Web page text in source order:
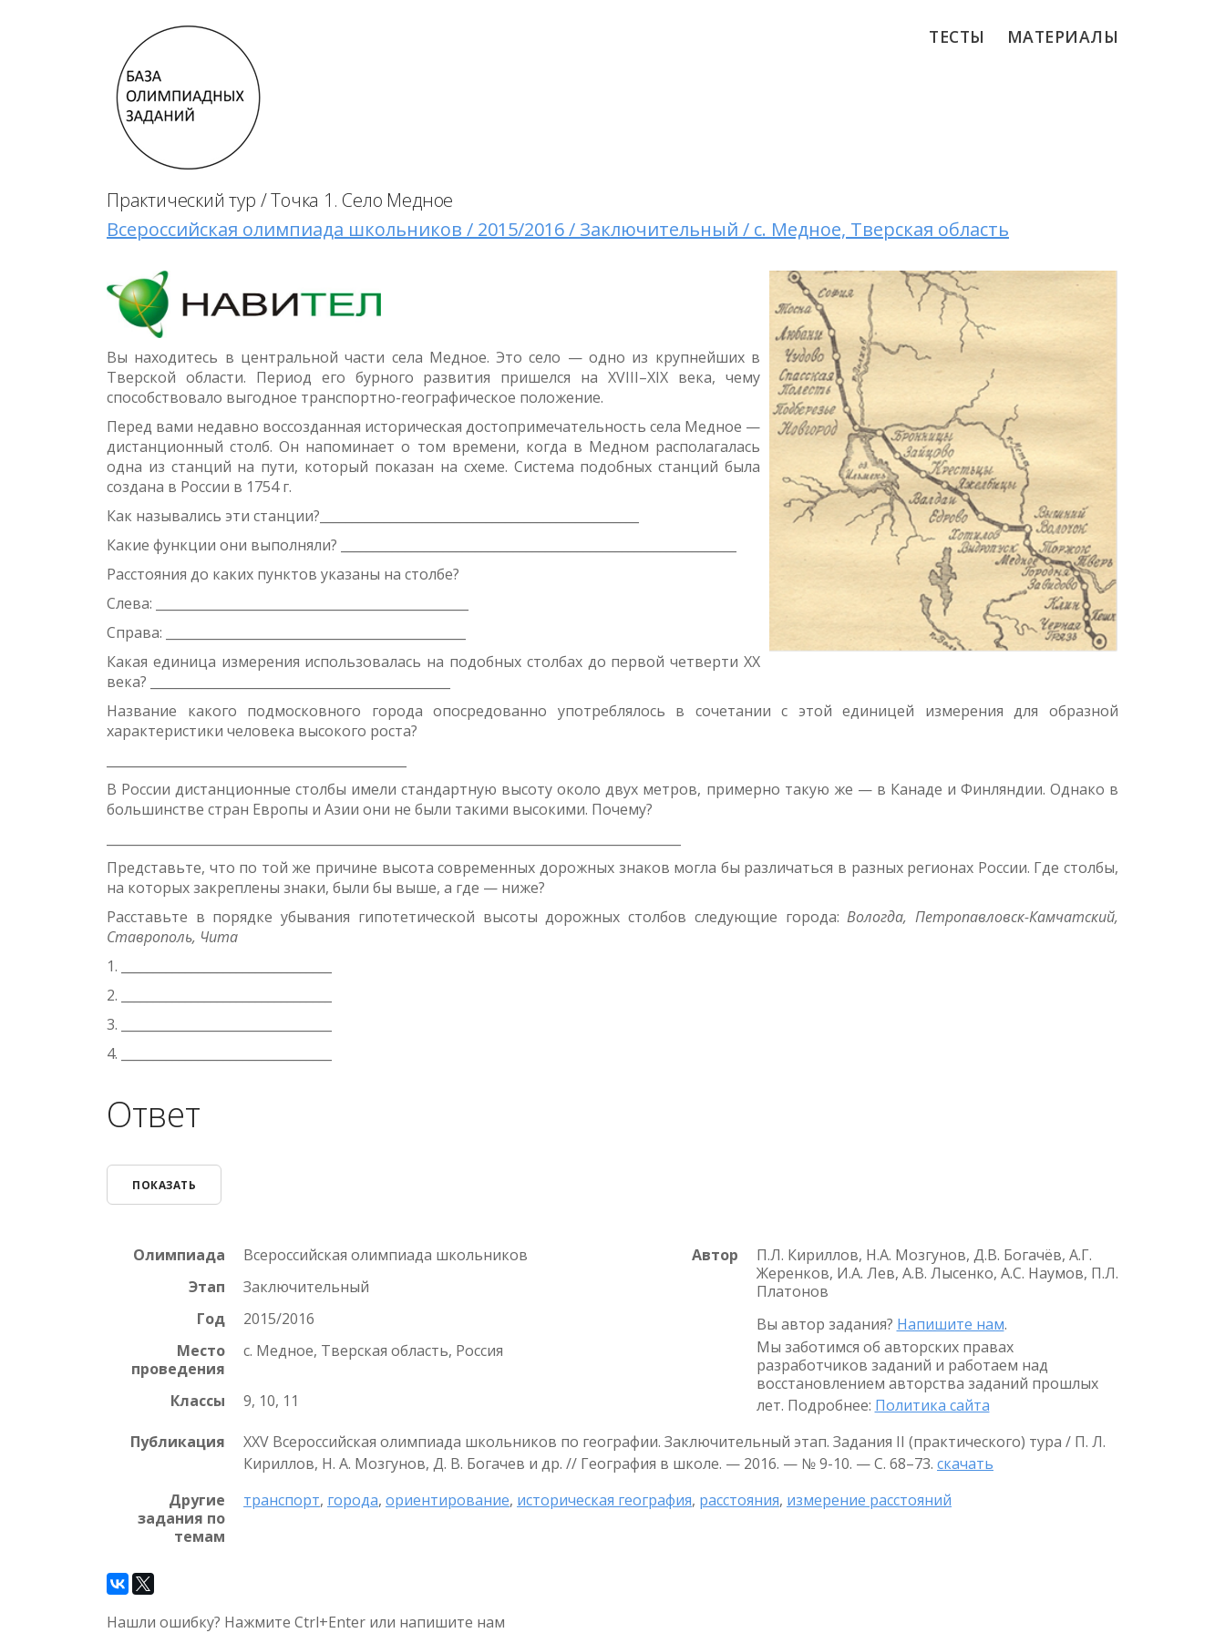
ТЕСТЫ МАТЕРИАЛЫ
Практический тур / Точка 1. Село Медное
Всероссийская олимпиада школьников / 2015/2016 / Заключительный / с. Медное, Тверская область
Вы находитесь в центральной части села Медное. Это село — одно из крупнейших в
Тверской области. Период его бурного развития пришелся на XVIII–XIX века, чему
способствовало выгодное транспортно-географическое положение.
Перед вами недавно воссозданная историческая достопримечательность села Медное —
дистанционный столб. Он напоминает о том времени, когда в Медном располагалась
одна из станций на пути, который показан на схеме. Система подобных станций была
создана в России в 1754 г.
Как назывались эти станции?__________________________________________________
Какие функции они выполняли? ______________________________________________________________
Расстояния до каких пунктов указаны на столбе?
Слева: _________________________________________________
Справа: _______________________________________________
Какая единица измерения использовалась на подобных столбах до первой четверти XX
века? _______________________________________________
Название какого подмосковного города опосредованно употреблялось в сочетании с этой единицей измерения для образной
характеристики человека высокого роста?
В России дистанционные столбы имели стандартную высоту около двух метров, примерно такую же — в Канаде и Финляндии. Однако в
большинстве стран Европы и Азии они не были такими высокими. Почему?
Представьте, что по той же причине высота современных дорожных знаков могла бы различаться в разных регионах России. Где столбы,
на которых закреплены знаки, были бы выше, а где — ниже?
Расставьте в порядке убывания гипотетической высоты дорожных столбов следующие города:Вологда, Петропавловск-Камчатский,
Ставрополь, Чита
1. _________________________________
2. _________________________________
3. _________________________________
4. _________________________________
Ответ
ПОКАЗАТЬ
Олимпиада
Всероссийская олимпиада школьников
Этап
Заключительный
Год
2015/2016
Место
проведения
с. Медное, Тверская область, Россия
Классы 9, 10, 11
Автор
П.Л. Кириллов, Н.А. Мозгунов, Д.В. Богачёв, А.Г.
Жеренков, И.А. Лев, А.В. Лысенко, А.С. Наумов, П.Л.
Платонов
Вы автор задания? Напишите нам.
Мы заботимся об авторских правах
разработчиков заданий и работаем над
восстановлением авторства заданий прошлых
лет. Подробнее: Политика сайта
Публикация
XXV Всероссийская олимпиада школьников по географии. Заключительный этап. Задания II (практического) тура / П. Л.
Кириллов, Н. А. Мозгунов, Д. В. Богачев и др. // География в школе. — 2016. — № 9-10. — С. 68–73. скачать
Другие
задания по
темам
транспорт, города, ориентирование, историческая география, расстояния, измерение расстояний
Нашли ошибку? Нажмите Ctrl+Enter или напишите нам